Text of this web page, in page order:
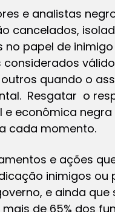
e analistas
cancelados,
papel de
quando o
Resgatar o
econômica
a cada momento.
e ações
inimigos
e ainda
de 65% dos